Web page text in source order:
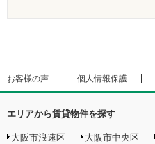
お客様の声 個人情報保護
エリアから賃貸物件を探す
大阪市浪速区 大阪市中央区